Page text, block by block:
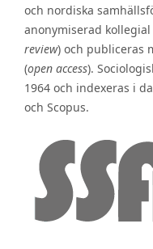
och nordiska
anonymiserad
review) och publiceras
(open access).
1964 och indexeras i
och Scopus.